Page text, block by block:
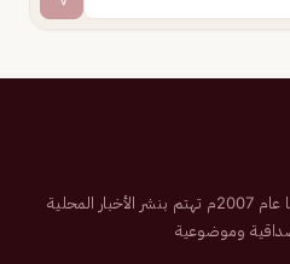
صحيفة إلكترونية سعودية تم تأسيسها عام 2007م تهتم بنشر الأخبار المحلية
وموضوعية